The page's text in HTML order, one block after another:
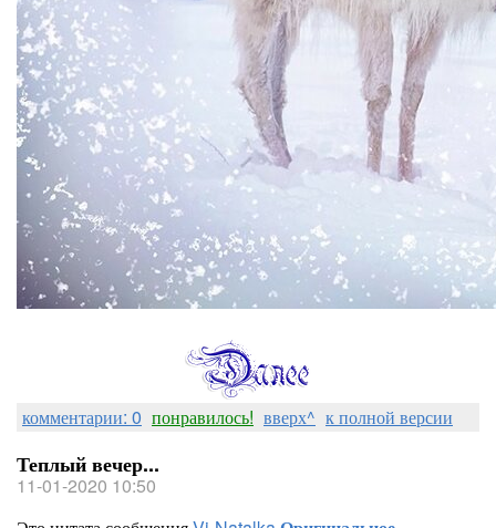
комментарии: 0 понравилось! вверх^ к полной версии
Теплый вечер...
11-01-2020 10:50